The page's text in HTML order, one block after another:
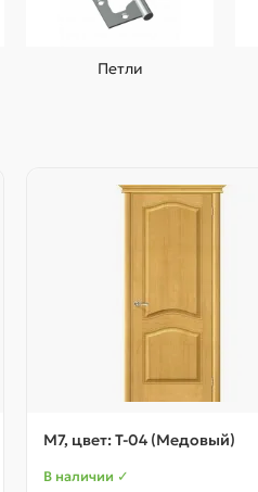
Петли
М7, цвет: Т-04 (Медовый)
В наличии ✓